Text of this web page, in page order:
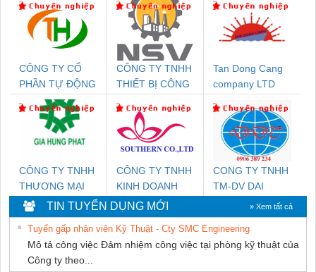
CÔNG TY CỔ
PHẦN TỰ ĐỘNG
TIẾN HƯNG
CÔNG TY TNHH
THIẾT BỊ CÔNG
SETSUBI VIỆT
NAM
Tan Dong Cang
company LTD
CÔNG TY TNHH
THƯƠNG MẠI
DỊCH VỤ KỸ
THUẬT ĐIỆN CƠ
GIA HƯNG PHÁT
CÔNG TY TNHH
KINH DOANH
DỊCH VỤ XNK
PHƯƠNG NAM
CONG TY TNHH
TM-DV DAI
DONG THANH
TIN TUYỂN DỤNG MỚI » Xem tất cả
Tuyển gấp nhân viên Kỹ Thuật - Cty SMC Engineering
Mô tả công việc Đảm nhiệm công việc tại phòng kỹ thuật của
Công ty theo...